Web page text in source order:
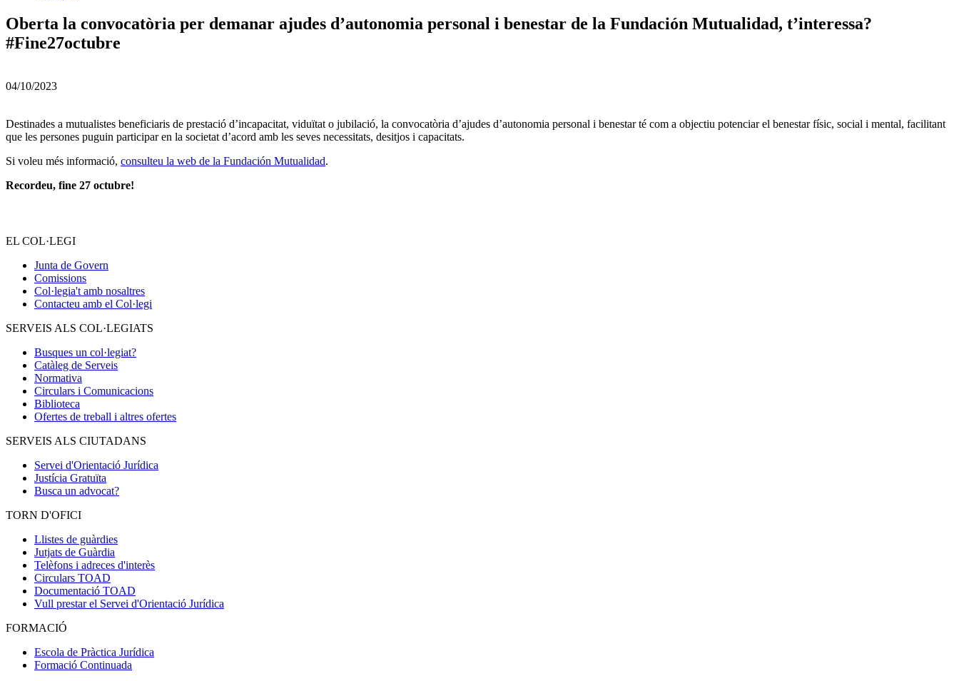
Oberta la convocatòria per demanar ajudes d’autonomia personal i benestar de la Fundación Mutualidad, t’interessa?
#Fine27octubre
04/10/2023
Destinades a mutualistes beneficiaris de prestació d’incapacitat, viduïtat o jubilació, la convocatòria d’ajudes d’autonomia personal i benestar té com a objectiu potenciar el benestar físic, social i mental, facilitant
que les persones puguin participar en la societat d’acord amb les seves necessitats, desitjos i capacitats.
Si voleu més informació, consulteu la web de la Fundación Mutualidad.
Recordeu, fine 27 octubre!
EL COL·LEGI
Junta de Govern
Comissions
Col·legia't amb nosaltres
Contacteu amb el Col·legi
SERVEIS ALS COL·LEGIATS
Busques un col·legiat?
Catàleg de Serveis
Normativa
Circulars i Comunicacions
Biblioteca
Ofertes de treball i altres ofertes
SERVEIS ALS CIUTADANS
Servei d'Orientació Jurídica
Justícia Gratuïta
Busca un advocat?
TORN D'OFICI
Llistes de guàrdies
Jutjats de Guàrdia
Telèfons i adreces d'interès
Circulars TOAD
Documentació TOAD
Vull prestar el Servei d'Orientació Jurídica
FORMACIÓ
Escola de Pràctica Jurídica
Formació Continuada